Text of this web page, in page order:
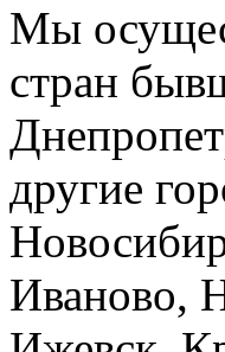
Мы
стран
другие
Иваново,